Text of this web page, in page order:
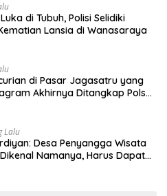
di Tubuh, Polisi Selidiki
Lansia di Wanasaraya
di Pasar Jagasatru yang
Akhirnya Ditangkap Polsek
Lalu
Desa Penyangga Wisata
Namanya, Harus Dapat